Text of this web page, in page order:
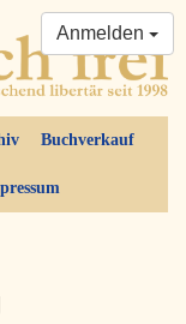
Buchverkauf
Anmelden